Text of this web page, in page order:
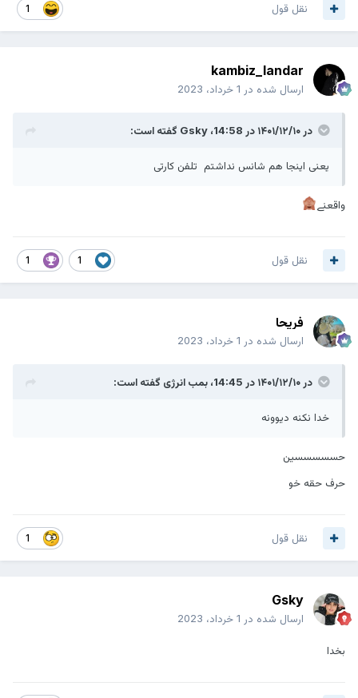
نقل قول
kambiz_landar
ارسال شده در
در ۱۴۰۱/۱۲/۱۰ در 14:58، Gskyگفته است:
یعنی اینجا هم شانس نداشتم تلفن کارتی
واقعنے
نقل قول
فریحا
ارسال شده در
در ۱۴۰۱/۱۲/۱۰ در 14:45، بمب انرژیگفته است:
خدا نکنه دیوونه
حسسسسسین
حرف حقه خو
نقل قول
Gsky
ارسال شده در
بخدا